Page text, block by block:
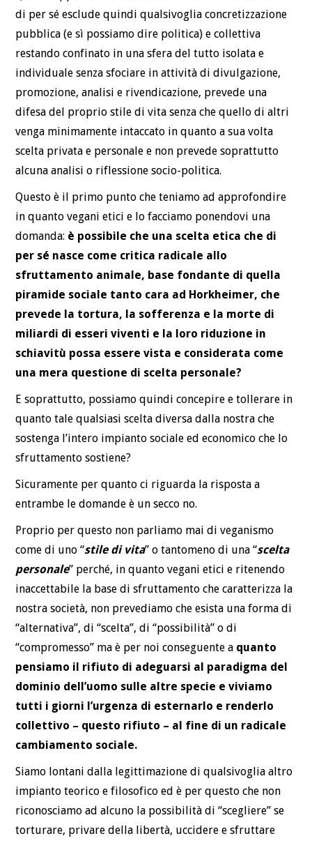
di per sé esclude quindi qualsivoglia concretizzazione
pubblica (e sì possiamo dire politica) e collettiva
restando confinato in una sfera del tutto isolata e
individuale senza sfociare in attività di divulgazione,
promozione, analisi e rivendicazione, prevede una
difesa del proprio stile di vita senza che quello di altri
venga minimamente intaccato in quanto a sua volta
scelta privata e personale e non prevede soprattutto
alcuna analisi o riflessione socio-politica.
Questo è il primo punto che teniamo ad approfondire
in quanto vegani etici e lo facciamo ponendovi una
domanda: è possibile che una scelta etica che di
per sé nasce come critica radicale allo
sfruttamento animale, base fondante di quella
piramide sociale tanto cara ad Horkheimer, che
prevede la tortura, la sofferenza e la morte di
miliardi di esseri viventi e la loro riduzione in
schiavitù possa essere vista e considerata come
una mera questione di scelta personale?
E soprattutto, possiamo quindi concepire e tollerare in
quanto tale qualsiasi scelta diversa dalla nostra che
sostenga l’intero impianto sociale ed economico che lo
sfruttamento sostiene?
Sicuramente per quanto ci riguarda la risposta a
entrambe le domande è un secco no.
Proprio per questo non parliamo mai di veganismo
come di uno “stile di vita” o tantomeno di una “scelta
personale” perché, in quanto vegani etici e ritenendo
inaccettabile la base di sfruttamento che caratterizza la
nostra società, non prevediamo che esista una forma di
“alternativa”, di “scelta”, di “possibilità” o di
“compromesso” ma è per noi conseguente a quanto
pensiamo il rifiuto di adeguarsi al paradigma del
dominio dell’uomo sulle altre specie e viviamo
tutti i giorni l’urgenza di esternarlo e renderlo
collettivo – questo rifiuto – al fine di un radicale
cambiamento sociale.
Siamo lontani dalla legittimazione di qualsivoglia altro
impianto teorico e filosofico ed è per questo che non
riconosciamo ad alcuno la possibilità di “scegliere” se
torturare, privare della libertà, uccidere e sfruttare